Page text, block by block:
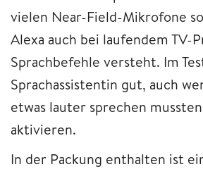
vielen Near-Field-Mikrofone
Alexa auch bei laufendem TV-
Sprachbefehle versteht. Im
Sprachassistentin gut, auch
etwas lauter sprechen
aktivieren.
In der Packung enthalten ist